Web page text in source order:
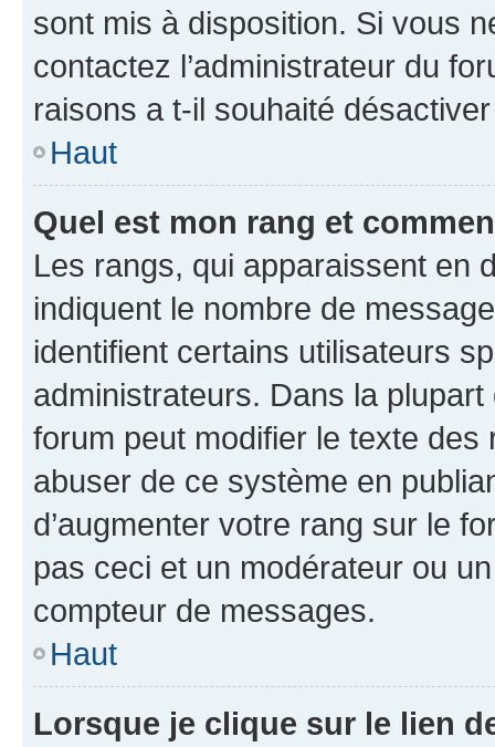
sont mis à disposition. Si vous
contactez l’administrateur du
raisons a t-il souhaité
Haut
Quel est mon rang et
Les rangs, qui apparaissent en
indiquent le nombre de
identifient certains utilisateurs
administrateurs. Dans la
forum peut modifier le texte
abuser de ce système en
d’augmenter votre rang sur le
pas ceci et un modérateur ou
compteur de messages.
Haut
Lorsque je clique sur le lien